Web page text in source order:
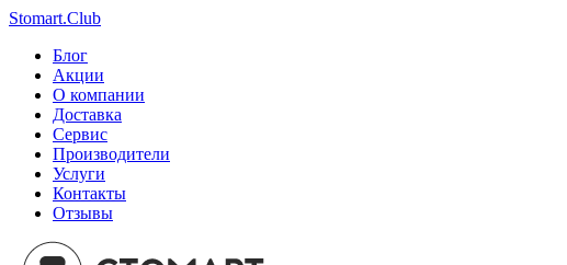
Stomart.Club
Блог
Акции
О компании
Доставка
Сервис
Производители
Услуги
Контакты
Отзывы